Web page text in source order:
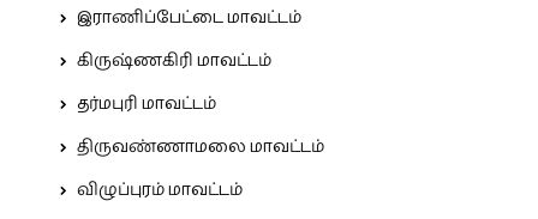
இராணிப்பேட்டை மாவட்டம்
கிருஷ்ணகிரி மாவட்டம்
தர்மபுரி மாவட்டம்
திருவண்ணாமலை மாவட்டம்
விழுப்புரம் மாவட்டம்